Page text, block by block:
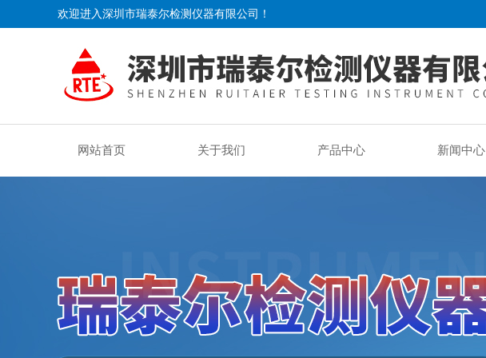
欢迎进入深圳市瑞泰尔检测仪器有限公司！
网站首页 关于我们 产品中心 新闻中心